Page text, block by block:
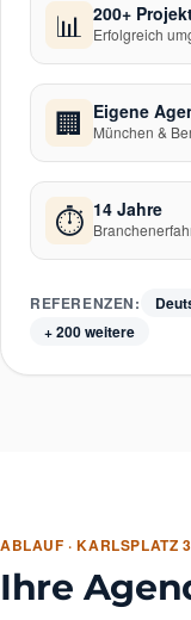
📊 200+
Erfolgreich
🏢 Eigene
München &
⏱ 14 Jahre
REFERENZEN:
+ 200 weitere
ABLAUF · KARLSPLATZ
Ihre